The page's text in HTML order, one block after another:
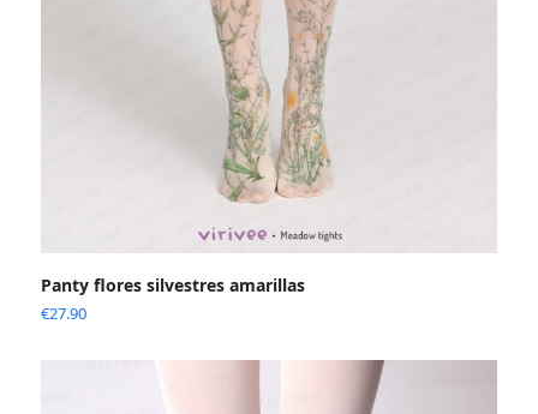
Panty flores silvestres amarillas
€27.90